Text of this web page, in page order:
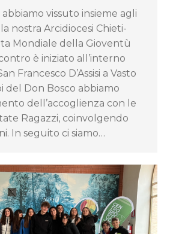
vissuto insieme agli
nostra Arcidiocesi Chieti-
Mondiale della Gioventù
è iniziato all’interno
Francesco D’Assisi a Vasto
del Don Bosco abbiamo
dell’accoglienza con le
Ragazzi, coinvolgendo
In seguito ci siamo…